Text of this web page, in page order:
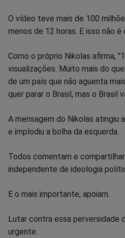
O vídeo teve mais de 100
menos de 12 horas. E isso não
Como o próprio Nikolas afirma,
visualizações. Muito mais do
de um país que não aguenta
quer parar o Brasil, mas o Brasil
A mensagem do Nikolas atingiu
e implodiu a bolha da esquerda.
Todos comentam e
independente de ideologia
E o mais importante, apoiam.
Lutar contra essa perversidade
urgente.